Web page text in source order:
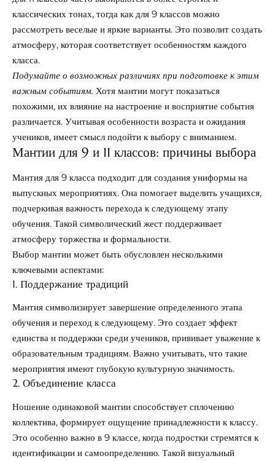
классических тонах, тогда как для 9 классов можно
рассмотреть веселые и яркие варианты. Это позволит создать
атмосферу, которая соответствует особенностям каждого
класса.
Подумайте о возможных различиях при подготовке к этим
важным событиям. Хотя мантии могут показаться
похожими, их влияние на настроение и восприятие события
различается. Учитывая особенности возраста и ожидания
учеников, имеет смысл подойти к выбору с вниманием.
Мантии для 9 и 11 классов: причины выбора
Мантия для 9 класса подходит для создания униформы на
выпускных мероприятиях. Она помогает выделить учащихся,
подчеркивая важность перехода к следующему этапу
обучения. Такой символический жест поддерживает
атмосферу торжества и формальности.
Выбор мантии может быть обусловлен несколькими
ключевыми аспектами:
1. Поддержание традиций
Мантия символизирует завершение определенного этапа
обучения и переход к следующему. Это создает эффект
единства и поддержки среди учеников, прививает уважение к
образовательным традициям. Важно учитывать, что такие
мероприятия имеют глубокую культурную значимость.
2. Объединение класса
Ношение одинаковой мантии способствует сплочению
коллектива, формирует ощущение принадлежности к классу.
Это особенно важно в 9 классе, когда подростки стремятся к
идентификации и самоопределению. Такой визуальный